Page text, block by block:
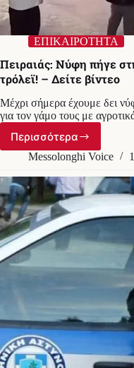
ΕΠΙΚΑΙΡΟΤΗΤΑ
Πειραιάς: Νύφη πήγε
τρόλεϊ! – Δείτε βίντεο
Μέχρι σήμερα έχουμε δει
για τον γάμο τους με
Περισσότερα
Πειραιάς:
Νύφη
στην
εκκλησία
με
το…
τρόλεϊ!
–
βίντεο
Messolonghi Voice